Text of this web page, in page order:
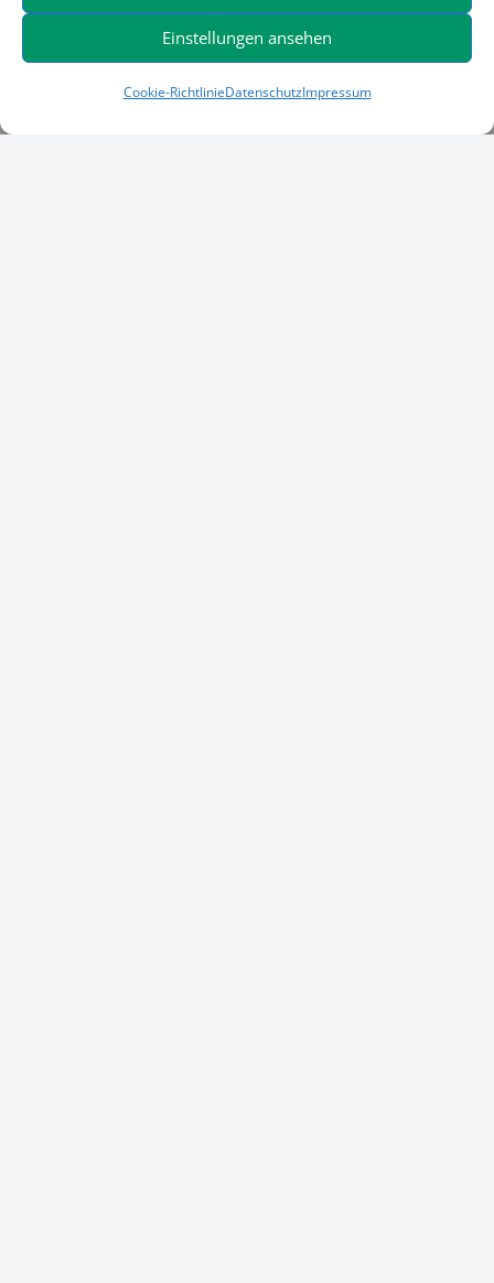
Einstellungen ansehen
Cookie-RichtlinieDatenschutzImpressum